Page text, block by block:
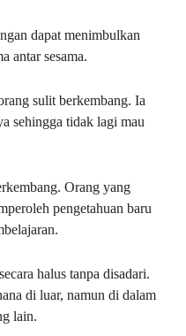
dapat menimbulkan
antar sesama.
sulit berkembang. Ia
sehingga tidak lagi mau
Orang yang
pengetahuan baru
halus tanpa disadari.
di luar, namun di dalam
lain.